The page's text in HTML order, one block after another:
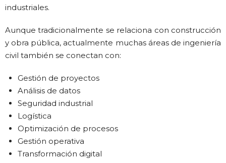
industriales.
Aunque tradicionalmente se relaciona con construcción
y obra pública, actualmente muchas áreas de ingeniería
civil también se conectan con:
Gestión de proyectos
Análisis de datos
Seguridad industrial
Logística
Optimización de procesos
Gestión operativa
Transformación digital